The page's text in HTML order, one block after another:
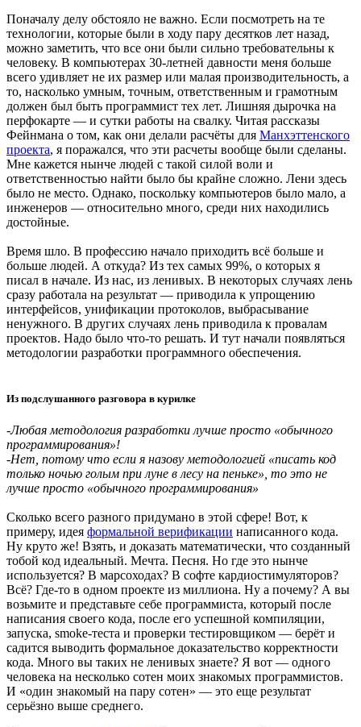
Поначалу делу обстояло не важно. Если посмотреть на те
технологии, которые были в ходу пару десятков лет назад,
можно заметить, что все они были сильно требовательны к
человеку. В компьютерах 30-летней давности меня больше
всего удивляет не их размер или малая производительность, а
то, насколько умным, точным, ответственным и грамотным
должен был быть программист тех лет. Лишняя дырочка на
перфокарте — и сутки работы на свалку. Читая рассказы
Фейнмана о том, как они делали расчёты для Манхэттенского
проекта, я поражался, что эти расчеты вообще были сделаны.
Мне кажется нынче людей с такой силой воли и
ответственностью найти было бы крайне сложно. Лени здесь
было не место. Однако, поскольку компьютеров было мало, а
инженеров — относительно много, среди них находились
достойные.
Время шло. В профессию начало приходить всё больше и
больше людей. А откуда? Из тех самых 99%, о которых я
писал в начале. Из нас, из ленивых. В некоторых случаях лень
сразу работала на результат — приводила к упрощению
интерфейсов, унификации протоколов, выбрасывание
ненужного. В других случаях лень приводила к провалам
проектов. Надо было что-то решать. И тут начали появляться
методологии разработки программного обеспечения.
Из подслушанного разговора в курилке
-Любая методология разработки лучше просто «обычного
программирования»!
-Нет, потому что если я назову методологией «писать код
только ночью голым при луне в лесу на пеньке», то это не
лучше просто «обычного программирования»
Сколько всего разного придумано в этой сфере! Вот, к
примеру, идея формальной верификации написанного кода.
Ну круто же! Взять, и доказать математически, что созданный
тобой код идеальный. Мечта. Песня. Но где это нынче
используется? В марсоходах? В софте кардиостимуляторов?
Всё? Где-то в одном проекте из миллиона. Ну а почему? А вы
возьмите и представьте себе программиста, который после
написания своего кода, после его успешной компиляции,
запуска, smoke-теста и проверки тестировщиком — берёт и
садится выводить формальное доказательство корректности
кода. Много вы таких не ленивых знаете? Я вот — одного
человека на несколько сотен моих знакомых программистов.
И «один знакомый на пару сотен» — это еще результат
серьёзно выше среднего.